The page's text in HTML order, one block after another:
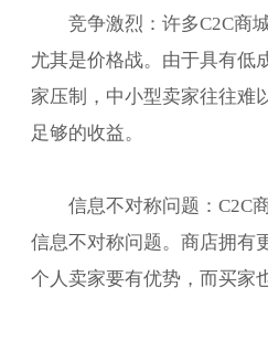
竞争激烈：许多C2C商
尤其是价格战。由于具有低
家压制，中小型卖家往往难
足够的收益。
信息不对称问题：C2C
信息不对称问题。商店拥有
个人卖家要有优势，而买家